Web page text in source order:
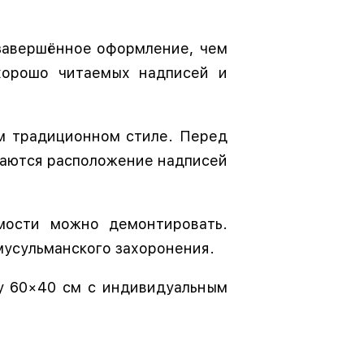
оформление, чем
читаемых надписей и
традиционном стиле. Перед
расположение надписей
можно демонтировать.
захоронения.
60×40 см с индивидуальным